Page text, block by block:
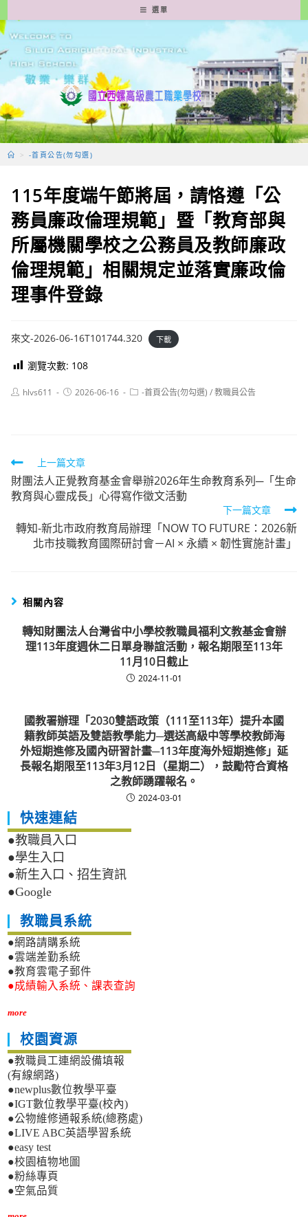
轉
至
要
容
選單
> -首頁公告(勿勾選)
115年度端午節將屆，請恪遵「公
務員廉政倫理規範」暨「教育部與
所屬機關學校之公務員及教師廉政
倫理規範」相關規定並落實廉政倫
理事件登錄
來文-2026-06-16T101744.320 下載
瀏覽次數: 108
Posthlvs611
Post2026-06-16
Post-首頁公告(勿勾選) /教職員公告
Read
more
articles
上一篇文章
財團法人正覺教育基金會舉辦2026年生命教育系列─「生命
教育與心靈成長」心得寫作徵文活動
下一篇文章
轉知-新北市政府教育局辦理「NOW TO FUTURE：2026新
北市技職教育國際研討會－AI × 永續 × 韌性實施計畫」
相關內容
轉知財團法人台灣省中小學校教職員福利文教基金會辦
理113年度週休二日單身聯誼活動，報名期限至113年
11月10日截止
2024-11-01
國教署辦理「2030雙語政策（111至113年）提升本國
籍教師英語及雙語教學能力─選送高級中等學校教師海
外短期進修及國內研習計畫─113年度海外短期進修」延
長報名期限至113年3月12日（星期二），鼓勵符合資格
之教師踴躍報名。
2024-03-01
快速連結
●教職員入口
●學生入口
●新生入口、招生資訊
●Google
教職員系統
●網路請購系統
●雲端差勤系統
●教育雲電子郵件
●成績輸入系統、課表查詢
more
校園資源
●教職員工連網設備填報
(有線網路)
●newplus數位教學平臺
●IGT數位教學平臺(校內)
●公物維修通報系統(總務處)
●LIVE ABC英語學習系統
●easy test
●校園植物地圖
●粉絲專頁
●空氣品質